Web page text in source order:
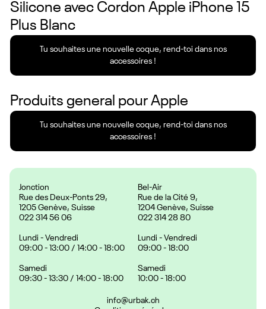
Silicone avec Cordon Apple iPhone 15
Plus Blanc
Tu souhaites une nouvelle coque, rend-toi dans nos
accessoires !
Produits general pour Apple
Tu souhaites une nouvelle coque, rend-toi dans nos
accessoires !
Jonction
Rue des Deux-Ponts 29,
1205 Genève, Suisse
022 314 56 06
Lundi - Vendredi
09:00 - 13:00 / 14:00 - 18:00
Samedi
09:30 - 13:30 / 14:00 - 18:00
Bel-Air
Rue de la Cité 9,
1204 Genève, Suisse
022 314 28 80
Lundi - Vendredi
09:00 - 18:00
Samedi
10:00 - 18:00
info@urbak.ch